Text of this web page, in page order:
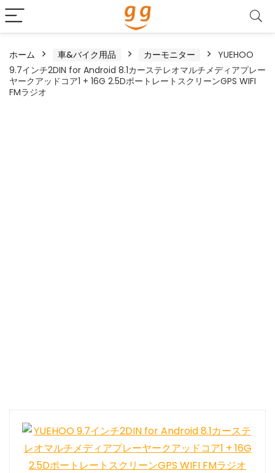
ホーム 車&バイク用品 カーモニター
YUEHOO
9.7インチ2DIN for Android 8.1カーステレオマルチメディアプレー
ヤークアッドコア1 + 16G 2.5DポートレートスクリーンGPS WIFI
FMラジオ